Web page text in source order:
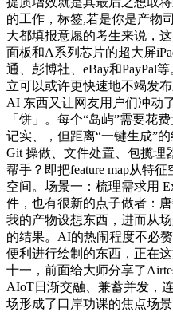
的工作，标签,若是你是产物
大都填报意愿的考生来说，
面板和A系列芯片的超大屏
通、彭博社、eBay和PayPal
立可以或许更快速地不竭发
AI 东西又让网友用户们冲动
「饼」。每个“岛屿”需要花
记实、，但距离“一键生成”
Git 操做、文件处置、包揽理
帮手？即把feature map从特
空间。场景一：梳理需求用
件，也有很新的点子做者：
我的产物设想东西，进而从
的结果。AI的热闹程度不必
便利进行绘制的东西，正在
十一，前面给大师分享了
AIoT日渐交融、兼蓄并发，
场形成了口岸功课的焦点场